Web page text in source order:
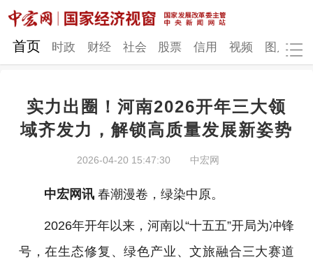
网站地图
时政 财经 社会 股票
图片
首页 时政 财经 社会 股票 信用 视频 图片
实力出圈！河南2026开年三大领
域齐发力，解锁高质量发展新姿势
2026-04-20 15:47:30 中宏网
中宏网讯春潮漫卷，绿染中原。
2026年开年以来，河南以“十五五”开局为冲锋
号，在生态修复、绿色产业、文旅融合三大赛道